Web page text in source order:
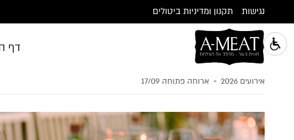
נגישות תקנון ומדיניות ביטולים
דף
אירועים 2026 - ארוחה פתוחה 17/09